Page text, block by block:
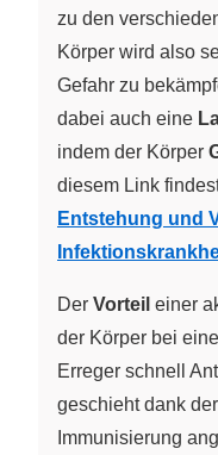
zu den
Körper wird also
Gefahr zu
dabei auch eine
indem der Körper
diesem Link
Entstehung und
Der Vorteil einer
der Körper bei
Erreger schnell
geschieht dank
Immunisierung